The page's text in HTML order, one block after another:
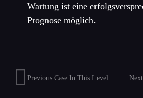
Wartung ist eine
Prognose möglich.
Previous Case In This Level